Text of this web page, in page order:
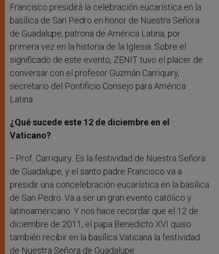
Francisco presidirá la celebración eucarística en la
basílica de San Pedro en honor de Nuestra Señora
de Guadalupe, patrona de América Latina, por
primera vez en la historia de la Iglesia. Sobre el
significado de este evento, ZENIT tuvo el placer de
conversar con el profesor Guzmán Carriquiry,
secretario del Pontificio Consejo para América
Latina.
¿Qué sucede este 12 de diciembre en el
Vaticano?
–Prof. Carriquiry: Es la festividad de Nuestra Señora
de Guadalupe, y el santo padre Francisco va a
presidir una concelebración eucarística en la basílica
de San Pedro. Va a ser un gran evento católico y
latinoamericano. Y nos hace recordar que el 12 de
diciembre de 2011, el papa Benedicto XVI quiso
también recibir en la basílica Vaticana la festividad
de Nuestra Señora de Guadalupe.